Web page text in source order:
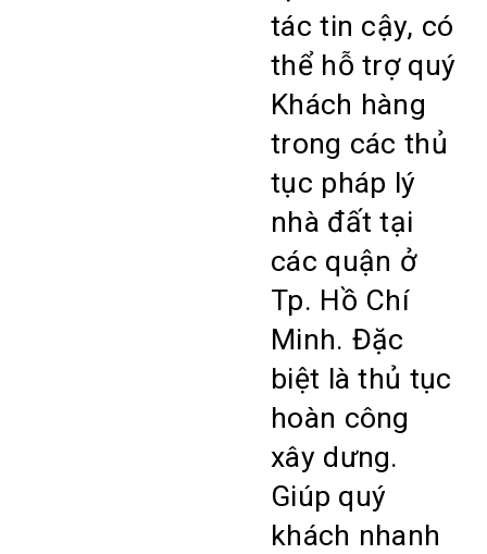
tác tin cậy, có
thể hỗ trợ quý
Khách hàng
trong các thủ
tục pháp lý
nhà đất tại
các quận ở
Tp. Hồ Chí
Minh. Đặc
biệt là thủ tục
hoàn công
xây dưng.
Giúp quý
khách nhanh